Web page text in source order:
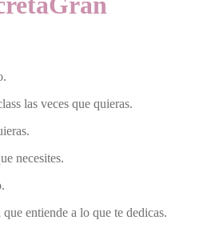
las veces que quieras.
necesites.
entiende a lo que te dedicas.